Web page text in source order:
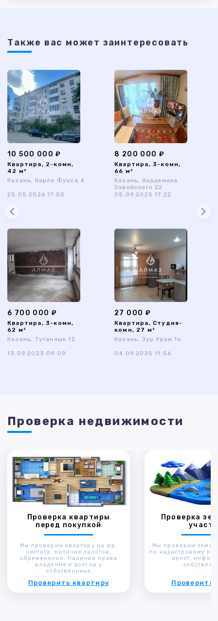
Также ваc может заинтересовать
10 500 000 ₽
Квартира, 2-комн,
42 м²
Казань, Карла Фукса 4
25.05.2026 17:50
8 200 000 ₽
Квартира, 3-комн,
66 м²
Казань, Академика
Завойского 22
05.09.2025 17:22
6 700 000 ₽
Квартира, 3-комн,
62 м²
Казань, Туганлык 12
13.09.2023 09:09
27 000 ₽
Квартира, Студия-
комн, 27 м²
Казань, Зур Урам 1к
04.09.2025 11:56
Проверка недвижимости
Проверка квартиры
перед покупкой
Мы проверим квартиру на юр.
чистоту, наличие залогов,
обременений. Наличие права
владения и долгов у
собственника
Проверить квартиру
Проверка
Мы проверим
по кадастровому
арест,
Проверить